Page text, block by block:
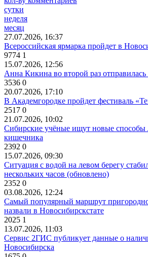
сутки
неделя
месяц
27.07.2026, 16:37
Всероссийская ярмарка пройдет в
9774 1
15.07.2026, 12:56
Анна Кикина во второй раз
3536 0
20.07.2026, 17:10
В Академгородке пройдет фестиваль
2517 0
21.07.2026, 10:02
Сибирские учёные ищут новые способы
кишечника
2392 0
15.07.2026, 09:30
Ситуация с водой на левом берегу
нескольких часов (обновлено)
2352 0
03.08.2026, 12:24
Самый популярный маршрут
назвали в Новосибирскстате
2025 1
13.07.2026, 11:03
Сервис 2ГИС публикует данные о
Новосибирска